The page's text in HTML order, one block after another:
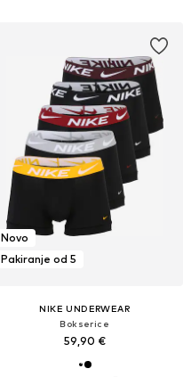
Novo
Pakiranje od 5
NIKE UNDERWEAR
Bokserice
59,90 €